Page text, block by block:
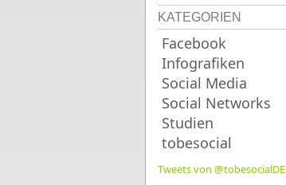
KATEGORIEN
Facebook
Infografiken
Social Media
Social Networks
Studien
tobesocial
Tweets von @tobesocialDE